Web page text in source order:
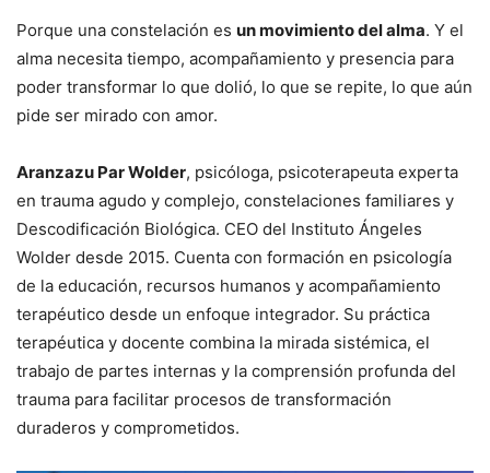
Porque una constelación es un movimiento del alma. Y el
alma necesita tiempo, acompañamiento y presencia para
poder transformar lo que dolió, lo que se repite, lo que aún
pide ser mirado con amor.
Aranzazu Par Wolder, psicóloga, psicoterapeuta experta
en trauma agudo y complejo, constelaciones familiares y
Descodificación Biológica. CEO del Instituto Ángeles
Wolder desde 2015. Cuenta con formación en psicología
de la educación, recursos humanos y acompañamiento
terapéutico desde un enfoque integrador. Su práctica
terapéutica y docente combina la mirada sistémica, el
trabajo de partes internas y la comprensión profunda del
trauma para facilitar procesos de transformación
duraderos y comprometidos.